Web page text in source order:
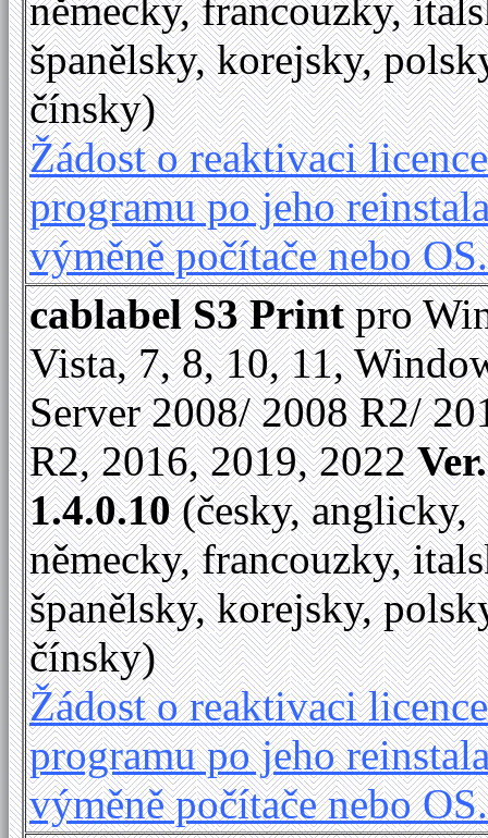
německy, francouzky,
španělsky, korejsky,
čínsky)
Žádost o reaktivaci licence
programu po jeho
výměně počítače nebo
cablabel S3 Printpro
Vista, 7, 8, 10, 11,
Server 2008/ 2008 R2/
R2, 2016, 2019, 2022Ver.
1.4.0.10(česky, anglicky,
německy, francouzky,
španělsky, korejsky,
čínsky)
Žádost o reaktivaci licence
programu po jeho
výměně počítače nebo